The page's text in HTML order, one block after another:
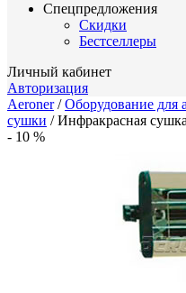
Спецпредложения
Скидки
Бестселлеры
Личный кабинет
Авторизация
Aeroner/Оборудование для
сушки /Инфракрасная
- 10 %